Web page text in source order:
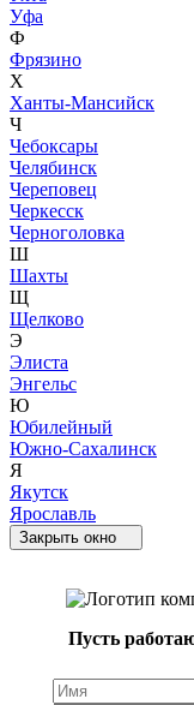
Уфа
Ф
Фрязино
Х
Ханты-Мансийск
Ч
Чебоксары
Челябинск
Череповец
Черкесск
Черноголовка
Ш
Шахты
Щ
Щелково
Э
Элиста
Энгельс
Ю
Юбилейный
Южно-Сахалинск
Я
Якутск
Ярославль
Закрыть окно
Пусть